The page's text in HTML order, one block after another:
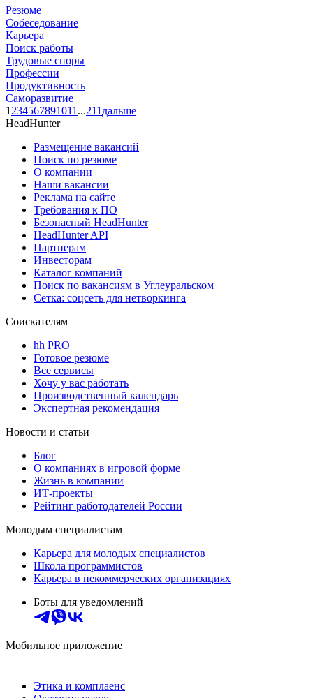
Резюме
Собеседование
Карьера
Поиск работы
Трудовые споры
Профессии
Продуктивность
Саморазвитие
1 234567891011 ...211 дальше
HeadHunter
Размещение вакансий
Поиск по резюме
О компании
Наши вакансии
Реклама на сайте
Требования к ПО
Безопасный HeadHunter
HeadHunter API
Партнерам
Инвесторам
Каталог компаний
Поиск по вакансиям в Углеуральском
Сетка: соцсеть для нетворкинга
Соискателям
hh PRO
Готовое резюме
Все сервисы
Хочу у вас работать
Производственный календарь
Экспертная рекомендация
Новости и статьи
Блог
О компаниях в игровой форме
Жизнь в компании
ИТ-проекты
Рейтинг работодателей России
Молодым специалистам
Карьера для молодых специалистов
Школа программистов
Карьера в некоммерческих организациях
Боты для уведомлений
Мобильное приложение
Этика и комплаенс